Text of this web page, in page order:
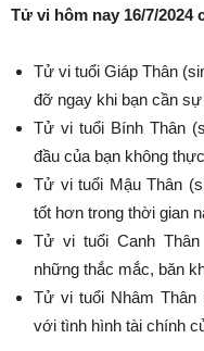
Tử vi hôm nay 16/7/2024
Tử vi tuổi Giáp Thân
đỡ ngay khi bạn cần
Tử vi tuổi Bính Thân
đầu của bạn không
Tử vi tuổi Mậu Thân
tốt hơn trong thời gian
Tử vi tuổi Canh
những thắc mắc, băn
Tử vi tuổi Nhâm Thân
với tình hình tài chính